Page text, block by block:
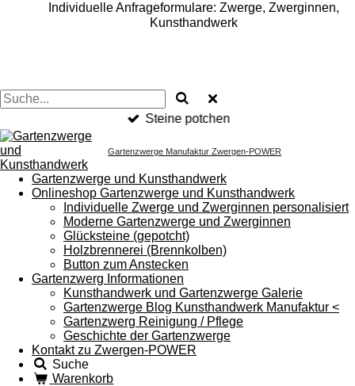
Individuelle Anfrageformulare: Zwerge, Zwerginnen,
Kunsthandwerk
Steine potchen
Gartenzwerge Manufaktur Zwergen-POWER
Gartenzwerge und Kunsthandwerk
Onlineshop Gartenzwerge und Kunsthandwerk
Individuelle Zwerge und Zwerginnen personalisiert
Moderne Gartenzwerge und Zwerginnen
Glücksteine (gepotcht)
Holzbrennerei (Brennkolben)
Button zum Anstecken
Gartenzwerg Informationen
Kunsthandwerk und Gartenzwerge Galerie
Gartenzwerge Blog Kunsthandwerk Manufaktur <
Gartenzwerg Reinigung / Pflege
Geschichte der Gartenzwerge
Kontakt zu Zwergen-POWER
Suche
Warenkorb